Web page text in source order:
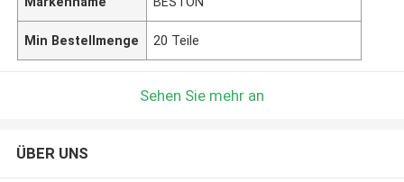
Min Bestellmenge 20 Teile
Sehen Sie mehr an
ÜBER UNS